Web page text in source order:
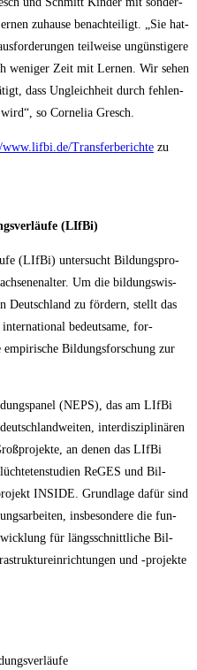
zuhau­se benach­tei­ligt. „Sie hat­
teil­wei­se ungüns­ti­ge­re
weni­ger Zeit mit Ler­nen. Wir sehen
dass Ungleich­heit durch feh­len­
so Cor­ne­lia Gresch.
www.lifbi.de/Transferberichte zu
(LIf­Bi)
(LIf­Bi) unter­sucht Bil­dungs­pro­
Um die bil­dungs­wis­
Deutsch­land zu för­dern, stellt das
bedeut­sa­me, for­
Bil­dungs­for­schung zur
(NEPS), das am LIf­Bi
inter­dis­zi­pli­nä­ren
an denen das LIf­Bi
ReGES und Bil­
INSIDE. Grund­la­ge dafür sind
ins­be­son­de­re die fun­
für längs­schnitt­li­che Bil­
und ‑pro­jek­te